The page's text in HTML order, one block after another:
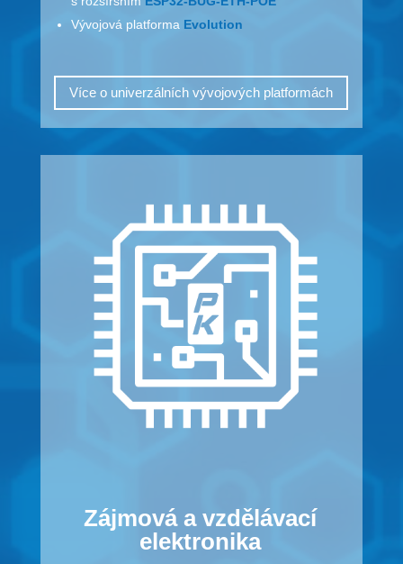
Vývojová platforma Evolution
Více o univerzálních vývojových platformách
Zájmová a vzdělávací
elektronika